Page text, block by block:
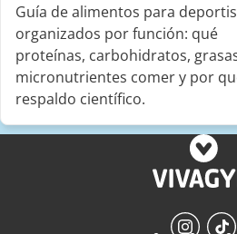
Guía de alimentos para
organizados por función: qué
proteínas, carbohidratos,
micronutrientes comer y por
respaldo científico.